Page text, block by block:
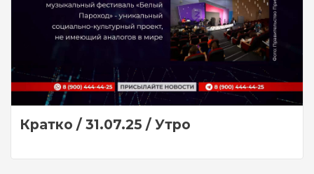
Кратко / 31.07.25 / Утро